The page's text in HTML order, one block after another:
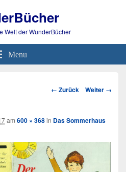
Welt der WunderBücher
Menu
Bild-
← Zurück Weiter →
am 600 × 368in Das Sommerhaus